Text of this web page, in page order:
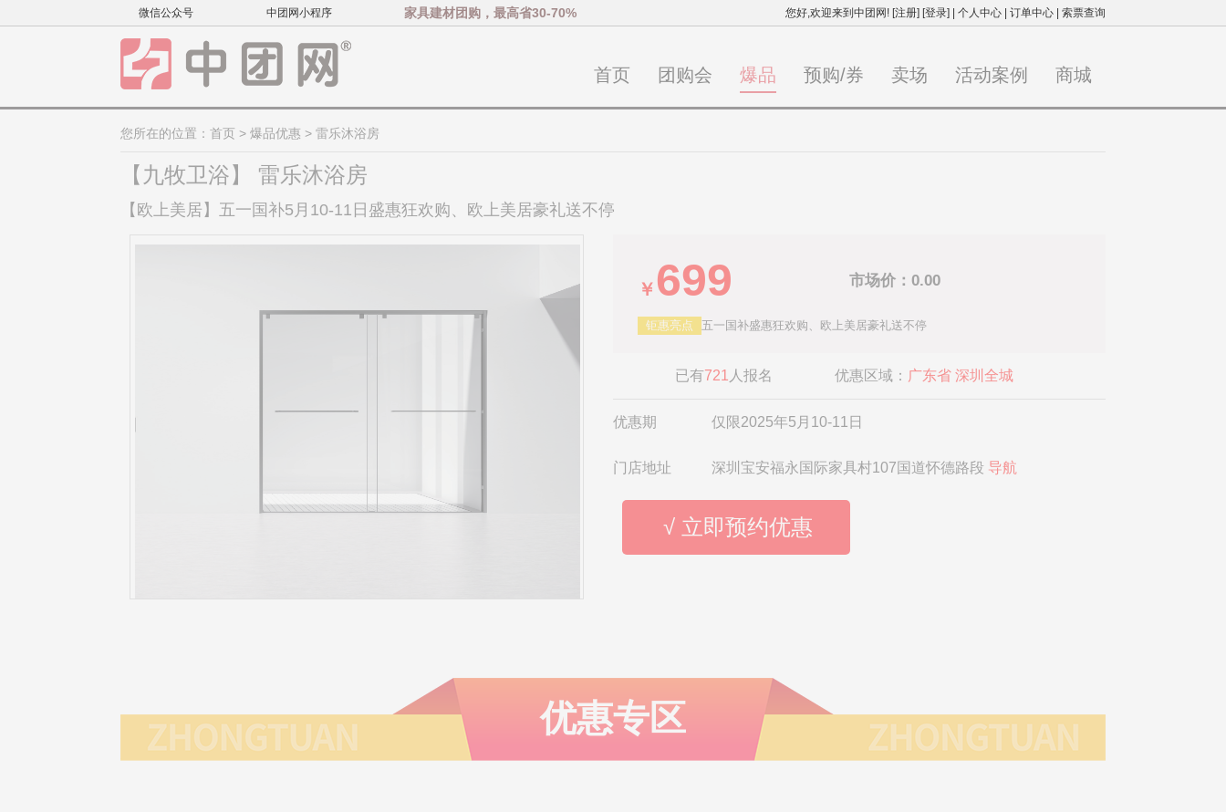
微信公众号 中团网小程序 家具建材团购，最高省30-70% 您好,欢迎来到中团网! [注册] [登录] 个人中心 订单中心 索票查询
首页 团购会 爆品 预购/券 卖场 活动案例 商城
您所在的位置： 首页 > 爆品优惠 > 雷乐沐浴房
【九牧卫浴】 雷乐沐浴房
【欧上美居】五一国补5月10-11日盛惠狂欢购、欧上美居豪礼送不停
￥ 699 市场价：0.00
钜惠亮点 五一国补盛惠狂欢购、欧上美居豪礼送不停
已有721 人报名 优惠区域： 广东省 深圳全城
优惠期 仅限2025年5月10-11日
门店地址 深圳宝安福永国际家具村107国道怀德路段 导航
√ 立即预约优惠
优惠专区